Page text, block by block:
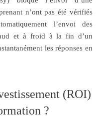
n’ont pas été vérifiés
l’envoi des
et à froid à la fin d’un
les réponses en
(ROI)
?